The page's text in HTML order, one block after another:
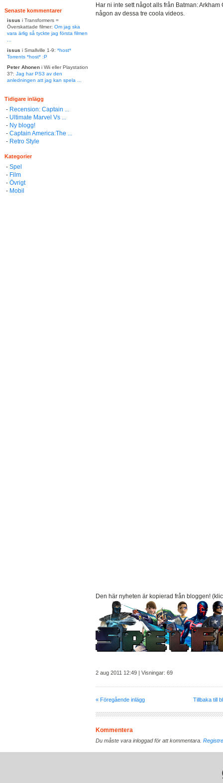
Senaste kommentarer
issus i Transformers =
Överskattade filmer: Om jag ska
vara ärlig så tyckte jag första filmen
issus i Smallville 1-9: *host*
Torrents *host* :P
Peter Ahonen i Wii eller Playstation
3?: Jag har PS3 av den
anledningen att jag kan spela ...
Tidigare inlägg
- Recension: Captain ...
- Ultimate Marvel Vs ...
- Ny blogg!
- Captain America:The ...
- Retro Style
Kategorier
- Spel
- Film
- Övrigt
- Mobil
Har ni inte sett något alls från Batman:
någon av dessa tre coola videos.
Den här nyheten är kopierad från bloggen!
2 aug 2011 12:49 | Visningar: 69
« Föregående inlägg Tillbaka till
Kommentera
Du måste vara inloggad för att kommentara.